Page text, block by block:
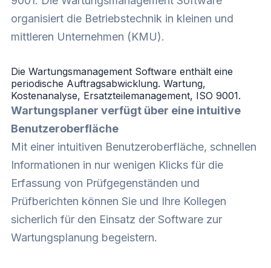
organisiert die Betriebstechnik in kleinen und
mittleren Unternehmen (KMU).
Die Wartungsmanagement Software enthält eine
periodische Auftragsabwicklung. Wartung,
Kostenanalyse, Ersatzteilemanagement, ISO 9001.
Wartungsplaner verfügt über eine intuitive
Benutzeroberfläche
Mit einer intuitiven Benutzeroberfläche, schnellen
Informationen in nur wenigen Klicks für die
Erfassung von Prüfgegenständen und
Prüfberichten können Sie und Ihre Kollegen
sicherlich für den Einsatz der Software zur
Wartungsplanung begeistern.